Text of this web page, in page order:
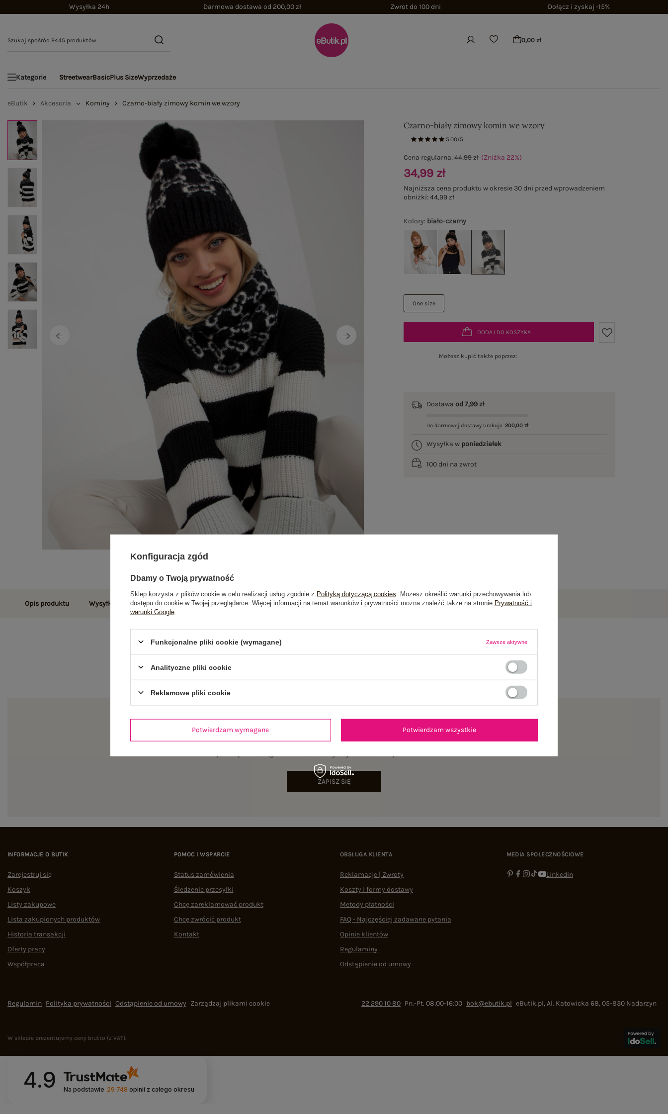
Wysyłka 24h Darmowa dostawa od 200,00 zł Zwrot do 100 dni Dołącz i zyskaj -15%
0,00 zł
Kategorie StreetwearBasicPlus SizeWyprzedaże
eButik Akcesoria Kominy Czarno-biały zimowy komin we wzory
Czarno-biały zimowy komin we wzory
5.00/5
Kolory: biało-czarny
One size
Cena regularna:44,99 zł (Zniżka 22%)
34,99 zł
Najniższa cena produktu w okresie 30 dni przed wprowadzeniem
obniżki:44,99 zł
DODAJ DO KOSZYKA
Możesz kupić także poprzez:
Dostawaod 7,99 zł
Do darmowej dostawy brakuje 200,00 zł
Wysyłka w poniedziałek
100 dni na zwrot
Opis produktu Wysyłka i dostawa Zwroty i reklamacje Opinie o produkcie(1)
ZAPISZ SIĘ
INFORMACJE O BUTIK
Zarejestruj się
Koszyk
Listy zakupowe
Lista zakupionych produktów
Historia transakcji
Oferty pracy
Współpraca
POMOC I WSPARCIE
Status zamówienia
Śledzenie przesyłki
Chcę zareklamować produkt
Chcę zwrócić produkt
Kontakt
OBSŁUGA KLIENTA
Reklamacje | Zwroty
Koszty i formy dostawy
Metody płatności
FAQ - Najczęściej zadawane pytania
Opinie klientów
Regulaminy
Odstąpienie od umowy
MEDIA SPOŁECZNOŚCIOWE
Linkedin
Regulamin Polityka prywatności Odstąpienie od umowy Zarządzaj plikami cookie 22 290 10 80 Pn.-Pt. 08:00-16:00 bok@ebutik.pl eButik.pl,Al. Katowicka 68,05-830 Nadarzyn
W sklepie prezentujemy ceny brutto (z VAT).
4.9 Na podstawie 29 748 opinii z całego okresu
Konfiguracja zgód
Dbamy o Twoją prywatność
Sklep korzysta z plików cookie w celu realizacji usług zgodnie z Polityką dotyczącą cookies . Możesz określić warunki przechowywania lub
dostępu do cookie w Twojej przeglądarce. Więcej informacji na temat warunków i prywatności można znaleźć także na stronie Prywatność i
warunki Google
Funkcjonalne pliki cookie (wymagane) Zawsze aktywne
Analityczne pliki cookie
Reklamowe pliki cookie
Potwierdzam wymagane Potwierdzam wszystkie